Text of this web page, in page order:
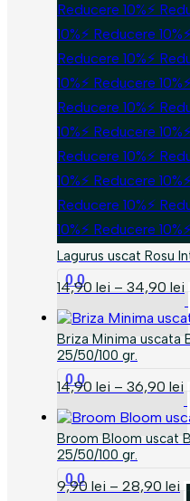
Reducere 10%⚡
10%⚡ Reducere
Reducere 10%⚡
10%⚡ Reducere
Reducere 10%⚡
10%⚡ Reducere
Reducere 10%⚡
10%⚡ Reducere
Reducere 10%⚡
10%⚡ Reducere
Lagurus uscat Rosu
0.0
14,90 lei – 34,90 lei
Briza Minima uscata
25/50/100 gr.
0.0
14,90 lei – 36,90 lei
Broom Bloom uscat
25/50/100 gr.
0.0
9,90 lei – 28,90 lei